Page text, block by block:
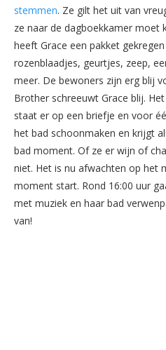
stemmen. Ze gilt het uit van
ze naar de dagboekkamer moet
heeft Grace een pakket
rozenblaadjes, geurtjes, zeep,
meer. De bewoners zijn erg blij
Brother schreeuwt Grace blij.
staat er op een briefje en voor
het bad schoonmaken en krijgt
bad moment. Of ze er wijn of
niet. Het is nu afwachten op het
moment start. Rond 16:00 uur
met muziek en haar bad
van!